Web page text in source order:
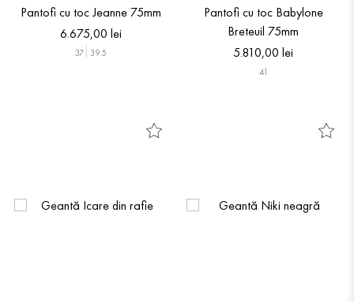
Pantofi cu toc Jeanne 75mm
6.675,00 lei
37 39.5
Pantofi cu toc Babylone
Breteuil 75mm
5.810,00 lei
41